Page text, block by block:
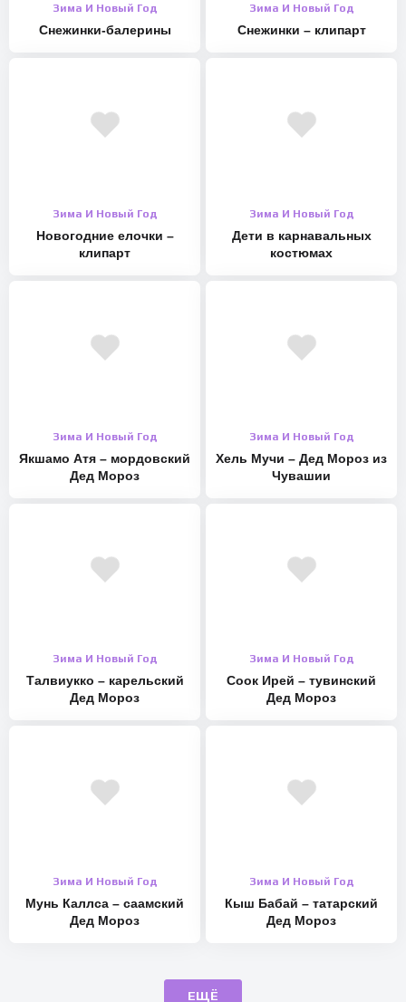
Зима И Новый Год
Снежинки-балерины
Зима И Новый Год
Снежинки – клипарт
Зима И Новый Год
Новогодние елочки –
клипарт
Зима И Новый Год
Дети в карнавальных
костюмах
Зима И Новый Год
Якшамо Атя – мордовский
Дед Мороз
Зима И Новый Год
Хель Мучи – Дед Мороз из
Чувашии
Зима И Новый Год
Талвиукко – карельский
Дед Мороз
Зима И Новый Год
Соок Ирей – тувинский
Дед Мороз
Зима И Новый Год
Мунь Каллса – саамский
Дед Мороз
Зима И Новый Год
Кыш Бабай – татарский
Дед Мороз
ЕЩЁ